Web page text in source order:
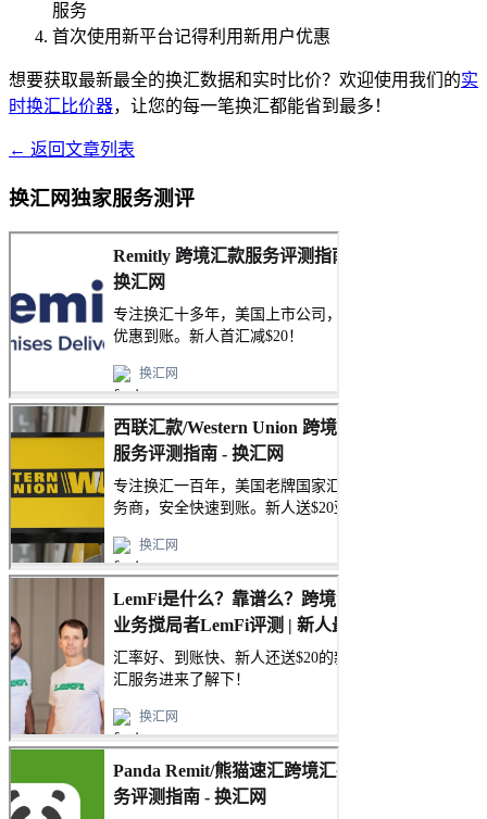
服务
首次使用新平台记得利用新用户优惠
想要获取最新最全的换汇数据和实时比价？欢迎使用我们的实
时换汇比价器，让您的每一笔换汇都能省到最多！
← 返回文章列表
换汇网独家服务测评